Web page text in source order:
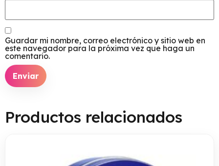
Guardar mi nombre, correo electrónico y sitio web en
este navegador para la próxima vez que haga un
comentario.
Productos relacionados